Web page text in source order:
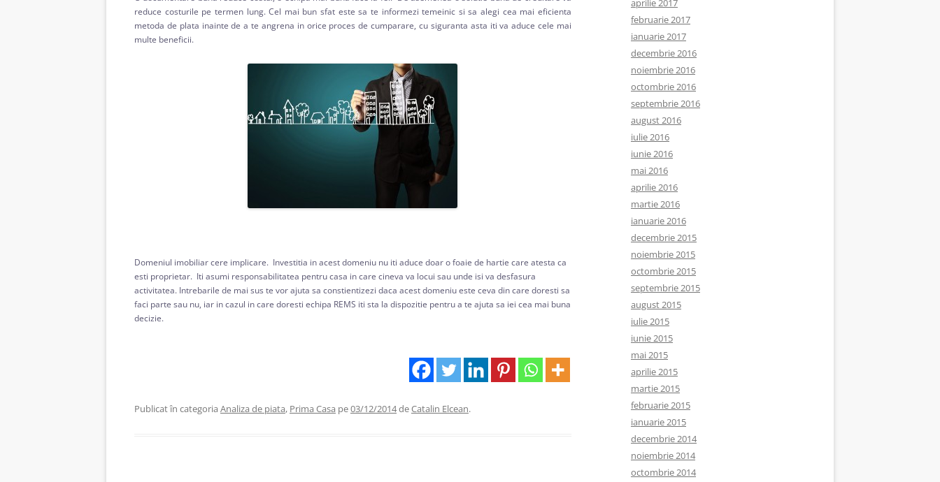
reduce costurile pe termen lung. Cel mai bun sfat este sa te informezi temeinic si sa alegi cea mai eficienta
metoda de plata inainte de a te angrena in orice proces de cumparare, cu siguranta asta iti va aduce cele mai
multe beneficii.
Domeniul imobiliar cere implicare. Investitia in acest domeniu nu iti aduce doar o foaie de hartie care atesta ca
esti proprietar. Iti asumi responsabilitatea pentru casa in care cineva va locui sau unde isi va desfasura
activitatea. Intrebarile de mai sus te vor ajuta sa constientizezi daca acest domeniu este ceva din care doresti sa
faci parte sau nu, iar in cazul in care doresti echipa REMS iti sta la dispozitie pentru a te ajuta sa iei cea mai buna
decizie.
Publicat în categoria Analiza de piata, Prima Casa pe03/12/2014deCatalin Elcean.
aprilie 2017
februarie 2017
ianuarie 2017
decembrie 2016
noiembrie 2016
octombrie 2016
septembrie 2016
august 2016
iulie 2016
iunie 2016
mai 2016
aprilie 2016
martie 2016
ianuarie 2016
decembrie 2015
noiembrie 2015
octombrie 2015
septembrie 2015
august 2015
iulie 2015
iunie 2015
mai 2015
aprilie 2015
martie 2015
februarie 2015
ianuarie 2015
decembrie 2014
noiembrie 2014
octombrie 2014